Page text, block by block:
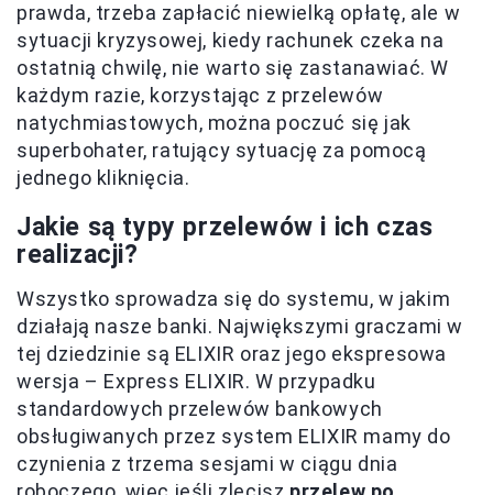
prawda, trzeba zapłacić niewielką opłatę, ale w
sytuacji kryzysowej, kiedy rachunek czeka na
ostatnią chwilę, nie warto się zastanawiać. W
każdym razie, korzystając z przelewów
natychmiastowych, można poczuć się jak
superbohater, ratujący sytuację za pomocą
jednego kliknięcia.
Jakie są typy przelewów i ich czas
realizacji?
Wszystko sprowadza się do systemu, w jakim
działają nasze banki. Największymi graczami w
tej dziedzinie są ELIXIR oraz jego ekspresowa
wersja – Express ELIXIR. W przypadku
standardowych przelewów bankowych
obsługiwanych przez system ELIXIR mamy do
czynienia z trzema sesjami w ciągu dnia